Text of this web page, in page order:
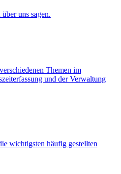
uns sagen.
Themen im
und der Verwaltung
wichtigsten häufig gestellten